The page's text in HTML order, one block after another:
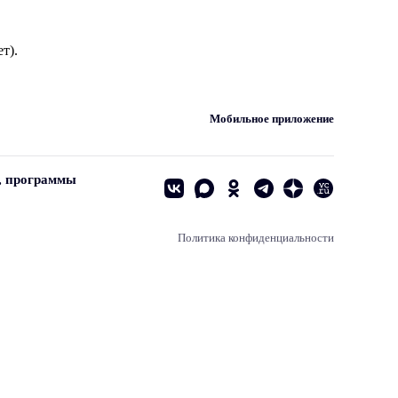
Мобильное приложение
программы
Политика конфиденциальности